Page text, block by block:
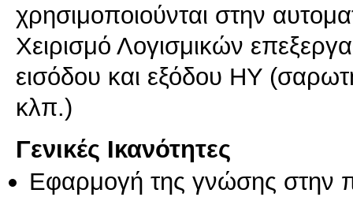
χρησιμοποιούνται στην
Χειρισμό Λογισμικών
εισόδου και εξόδου ΗΥ
κλπ.)
Γενικές Ικανότητες
Εφαρμογή της γνώσης στην